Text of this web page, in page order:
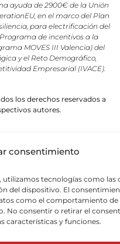
consentimiento
utilizamos tecnologías como las
del dispositivo. El
como el comportamiento de
No consentir o retirar el
características y funciones.
ayuda de 2900€ de la Unión
en el marco del Plan
para electrificación del
de incentivos a la
MOVES III Valencia) del
y el Reto Demográfico,
Empresarial (IVACE).
los derechos reservados a
autores.